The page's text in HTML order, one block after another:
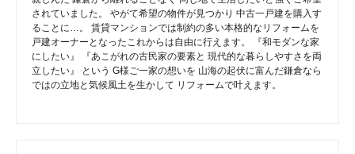
されていました。 やがて希望の物件が見つかり 中古一戸建を購入す
ることに…。 賃貸マンションでは制約の多い本格的なリフォームを
戸建オーナーとなったこれからは自由に行えます。 『和モダンな家
にしたい』 『あこがれの古民家の要素と 現代的な暮らしやすさを両
立したい』 という G様ご一家の想いを 山海の起伏に富んだ鎌倉なら
ではの立地と気候風土を生かして リフォームで叶えます。